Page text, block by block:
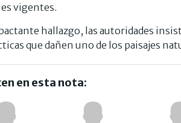
vigentes.
hallazgo, las autoridades
que dañen uno de los paisajes
en esta nota: